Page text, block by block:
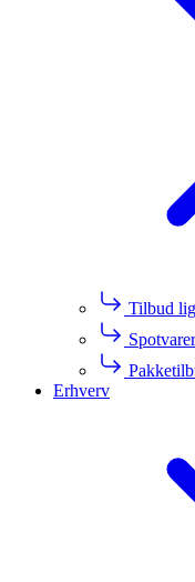
Tilbud
Spotvarer
Erhverv